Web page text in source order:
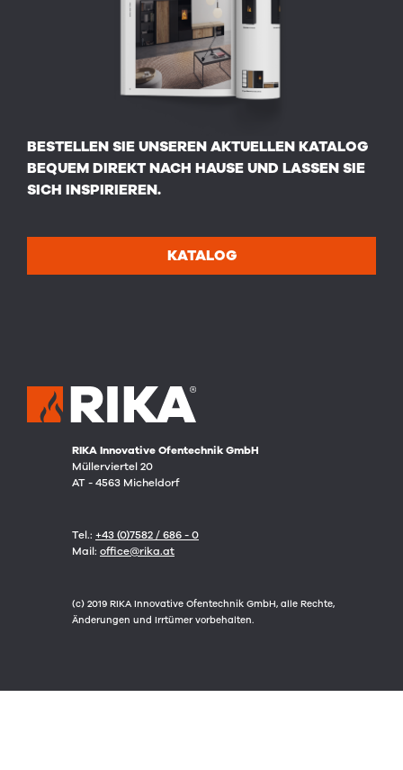
RIKA Innovative Ofentechnik GmbH
Müllerviertel 20
AT - 4563 Micheldorf
Tel.: +43 (0)7582 / 686 - 0
Mail: office@rika.at
(c) 2019 RIKA Innovative Ofentechnik GmbH, alle Rechte,
Änderungen und Irrtümer vorbehalten.
BESTELLEN SIE UNSEREN AKTUELLEN KATALOG
BEQUEM DIREKT NACH HAUSE UND LASSEN SIE
SICH INSPIRIEREN.
KATALOG